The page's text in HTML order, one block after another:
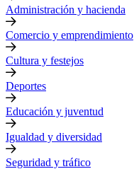
Administración y hacienda
Comercio y emprendimiento
Cultura y festejos
Deportes
Educación y juventud
Igualdad y diversidad
Seguridad y tráfico